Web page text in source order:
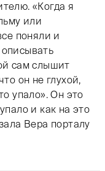
«Когда я
или
поняли и
сам слышит
он не глухой,
упало». Он это
и как на это
Вера порталу